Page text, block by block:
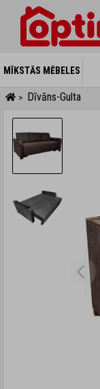
MĪKSTĀS MĒBELES
MĪKSTĀS MĒBELES
> Dīvāns-Gulta